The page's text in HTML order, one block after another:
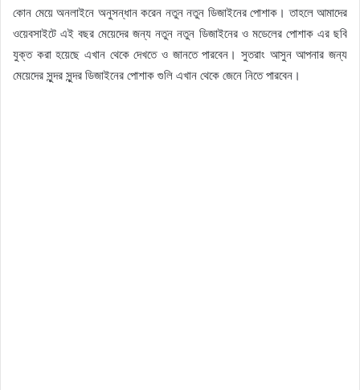
কোন মেয়ে অনলাইনে অনুসন্ধান করেন নতুন নতুন ডিজাইনের পোশাক। তাহলে আমাদের
ওয়েবসাইটে এই বছর মেয়েদের জন্য নতুন নতুন ডিজাইনের ও মডেলের পোশাক এর ছবি
যুক্ত করা হয়েছে এখান থেকে দেখতে ও জানতে পারবেন। সুতরাং আসুন আপনার জন্য
মেয়েদের সুন্দর সুন্দর ডিজাইনের পোশাক গুলি এখান থেকে জেনে নিতে পারবেন।